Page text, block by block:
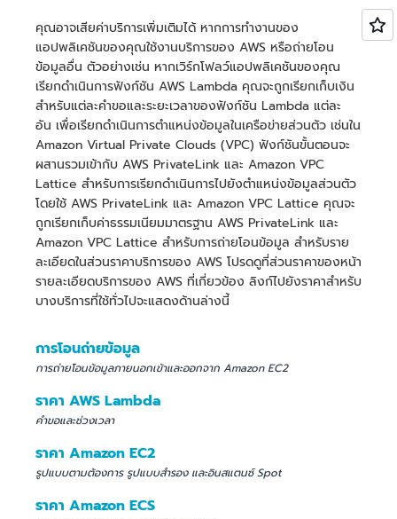
คุณอาจเสียค่าบริการเพิ่มเติมได้ หากการทำงานของ
แอปพลิเคชันของคุณใช้งานบริการของ AWS หรือถ่ายโอน
ข้อมูลอื่น ตัวอย่างเช่น หากเวิร์กโฟลว์แอปพลิเคชันของคุณ
เรียกดำเนินการฟังก์ชัน AWS Lambda คุณจะถูกเรียกเก็บเงิน
สำหรับแต่ละคำขอและระยะเวลาของฟังก์ชัน Lambda แต่ละ
อัน เพื่อเรียกดำเนินการตำแหน่งข้อมูลในเครือข่ายส่วนตัว เช่นใน
Amazon Virtual Private Clouds (VPC) ฟังก์ชันขั้นตอนจะ
ผสานรวมเข้ากับ AWS PrivateLink และ Amazon VPC
Lattice สำหรับการเรียกดำเนินการไปยังตำแหน่งข้อมูลส่วนตัว
โดยใช้ AWS PrivateLink และ Amazon VPC Lattice คุณจะ
ถูกเรียกเก็บค่าธรรมเนียมมาตรฐาน AWS PrivateLink และ
Amazon VPC Lattice สำหรับการถ่ายโอนข้อมูล สำหรับราย
ละเอียดในส่วนราคาบริการของ AWS โปรดดูที่ส่วนราคาของหน้า
รายละเอียดบริการของ AWS ที่เกี่ยวข้อง ลิงก์ไปยังราคาสำหรับ
บางบริการที่ใช้ทั่วไปจะแสดงด้านล่างนี้
การโอนถ่ายข้อมูล
การถ่ายโอนข้อมูลภายนอกเข้าและออกจาก Amazon EC2
ราคา AWS Lambda
คำขอและช่วงเวลา
ราคา Amazon EC2
รูปแบบตามต้องการ รูปแบบสำรอง และอินสแตนซ์ Spot
ราคา Amazon ECS